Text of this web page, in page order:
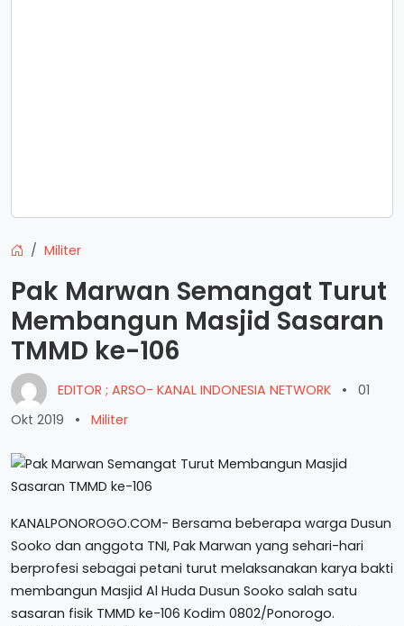
Militer
Pak Marwan Semangat Turut
Membangun Masjid Sasaran
TMMD ke-106
EDITOR ; ARSO- KANAL INDONESIA NETWORK •
01
Okt 2019
• Militer
KANALPONOROGO.COM- Bersama beberapa warga Dusun
Sooko dan anggota TNI, Pak Marwan yang sehari-hari
berprofesi sebagai petani turut melaksanakan karya bakti
membangun Masjid Al Huda Dusun Sooko salah satu
sasaran fisik TMMD ke-106 Kodim 0802/Ponorogo.